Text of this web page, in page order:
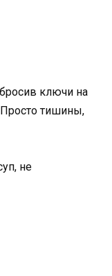
ключи на
Просто тишины,
не